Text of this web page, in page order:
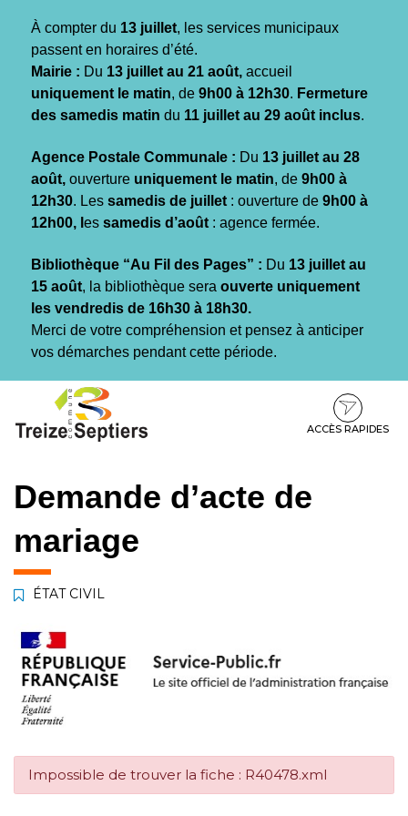
À compter du 13 juillet, les services municipaux
passent en horaires d’été.
Mairie : Du 13 juillet au 21 août, accueil
uniquement le matin, de 9h00 à 12h30. Fermeture
des samedis matin du 11 juillet au 29 août inclus.
Agence Postale Communale : Du 13 juillet au 28
août, ouverture uniquement le matin, de 9h00 à
12h30. Les samedis de juillet : ouverture de 9h00 à
12h00, l es samedis d’août : agence fermée.
Bibliothèque “Au Fil des Pages” : Du 13 juillet au
15 août, la bibliothèque sera ouverte uniquement
les vendredis de 16h30 à 18h30.
Merci de votre compréhension et pensez à anticiper
vos démarches pendant cette période.
contenu
pied
ACCÈS RAPIDES
Demande d’acte de
mariage
ÉTAT CIVIL
Impossible de trouver la fiche : R40478.xml